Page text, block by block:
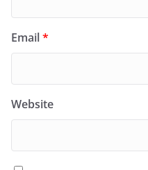
Email*
Website